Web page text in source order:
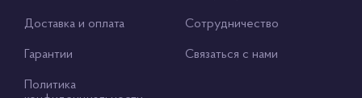
Доставка и оплата Сотрудничество
Гарантии Связаться с нами
Политика